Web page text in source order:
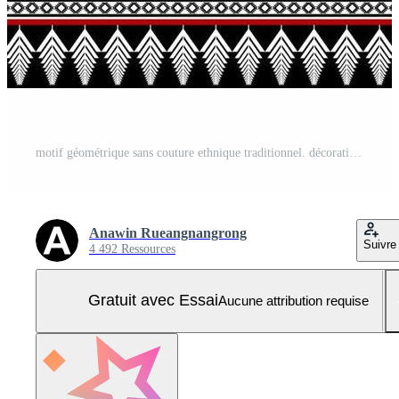
Anawin Rueangnangrong
4 492 Ressources Suivre
Gratuit avec EssaiAucune attribution requise